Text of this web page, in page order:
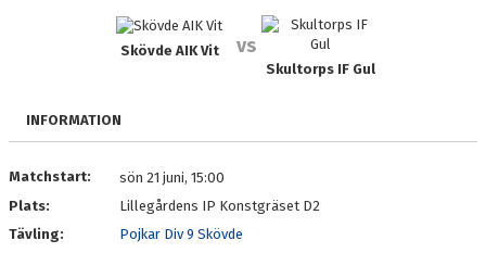
KONTAKT
Skövde AIK Vit vs
Skultorps IF Gul
INFORMATION
Matchstart:
sön 21 juni, 15:00
Plats:
Lillegårdens IP Konstgräset D2
Tävling:
Pojkar Div 9 Skövde